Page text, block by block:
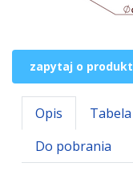
zapytaj o produkt
Opis
Do pobrania